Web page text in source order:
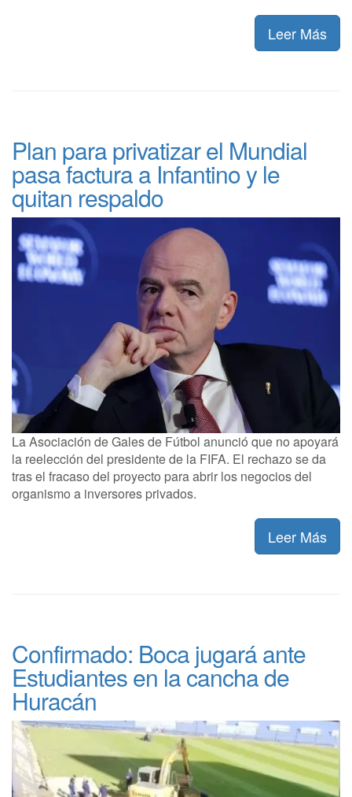
Leer Más
Plan para privatizar el Mundial
pasa factura a Infantino y le
quitan respaldo
La Asociación de Gales de Fútbol anunció que no apoyará
la reelección del presidente de la FIFA. El rechazo se da
tras el fracaso del proyecto para abrir los negocios del
organismo a inversores privados.
Leer Más
Confirmado: Boca jugará ante
Estudiantes en la cancha de
Huracán